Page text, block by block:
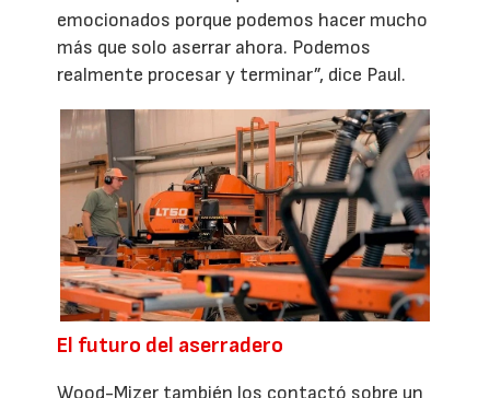
emocionados porque podemos hacer mucho
más que solo aserrar ahora. Podemos
realmente procesar y terminar”, dice Paul.
El futuro del aserradero